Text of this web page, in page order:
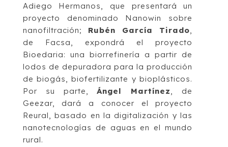
Adiego Hermanos, que presentará un
proyecto denominado Nanowin sobre
nanofiltración; Rubén García Tirado,
de Facsa, expondrá el proyecto
Bioedaria: una biorrefinería a partir de
lodos de depuradora para la producción
de biogás, biofertilizante y bioplásticos.
Por su parte,Ángel Martínez, de
Geezar, dará a conocer el proyecto
Reural, basado en la digitalización y las
nanotecnologías de aguas en el mundo
rural.